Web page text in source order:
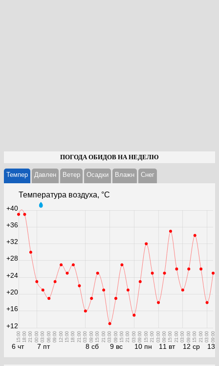
ПОГОДА ОБИДОВ НА НЕДЕЛЮ
Темпер Давлен Ветер Осадки Влажн Cнег
Температура воздуха, °С
6 чт
15:00 18:00 21:00
7 пт
00:00 03:00 06:00 09:00 12:00 15:00 18:00 21:00
8 сб
03:00 09:00 15:00 21:00
9 вс
03:00 09:00 15:00 21:00
10 пн
03:00 09:00 15:00 21:00
11 вт
03:00 09:00 15:00 21:00
12 ср
03:00 09:00 15:00 21:00
13
03:00 09:00
+12
+16
+20
+24
+28
+32
+36
+40